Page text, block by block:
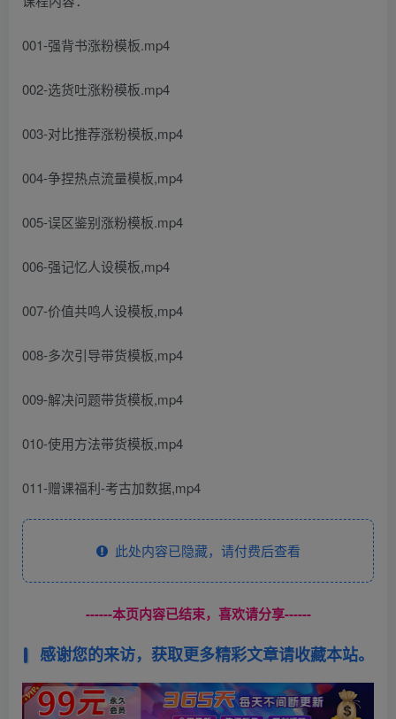
001-强背书涨粉模板.mp4
002-选货吐涨粉模板.mp4
003-对比推荐涨粉模板,mp4
004-争捏热点流量模板,mp4
005-误区鉴别涨粉模板.mp4
006-强记忆人设模板,mp4
007-价值共鸣人设模板,mp4
008-多次引导带货模板,mp4
009-解决问题带货模板,mp4
010-使用方法带货模板,mp4
011-赠课福利-考古加数据,mp4
此处内容已隐藏，请付费后查看
------本页内容已结束，喜欢请分享------
感谢您的来访，获取更多精彩文章请收藏本站。